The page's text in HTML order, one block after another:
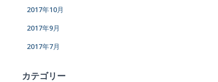
2017年10月
2017年9月
2017年7月
カテゴリー